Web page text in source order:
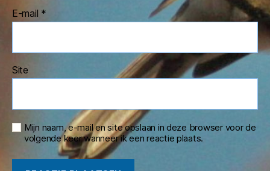
E-mail *
Site
Mijn naam, e-mail en site opslaan in deze browser voor de
volgende keer wanneer ik een reactie plaats.